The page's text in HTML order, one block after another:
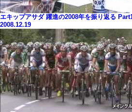
エキップアサダ 躍進の2008年を振り返る
2008.12.19